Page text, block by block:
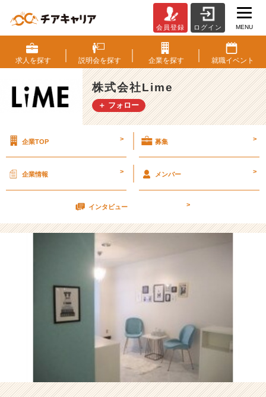
毛
サ
ロ
ン
待
望
に！】
会
社
i
m
e
の
タ
ン】
ン
会員登録 ログイン MENU
求人を探す 説明会を探す 企業を探す 就職イベント
株式会社Lime
＋ フォロー
企業TOP > 募集 >
企業情報 > メンバー >
インタビュー >